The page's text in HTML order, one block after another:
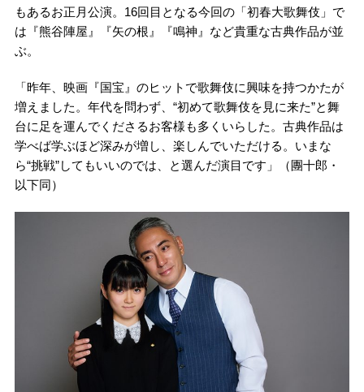
もあるお正月公演。16回目となる今回の「初春大歌舞伎」で
は『熊谷陣屋』『矢の根』『鳴神』など貴重な古典作品が並
ぶ。
「昨年、映画『国宝』のヒットで歌舞伎に興味を持つかたが
増えました。年代を問わず、“初めて歌舞伎を見に来た”と舞
台に足を運んでくださるお客様も多くいらした。古典作品は
学べば学ぶほど深みが増し、楽しんでいただける。いまな
ら“挑戦”してもいいのでは、と選んだ演目です」（團十郎・
以下同）